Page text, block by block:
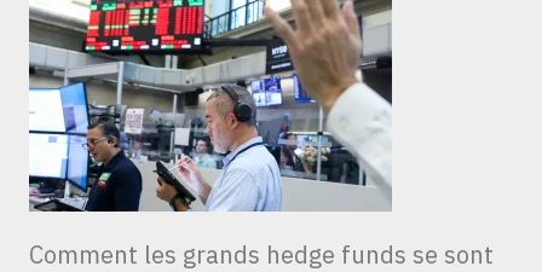
Comment les grands hedge funds se sont